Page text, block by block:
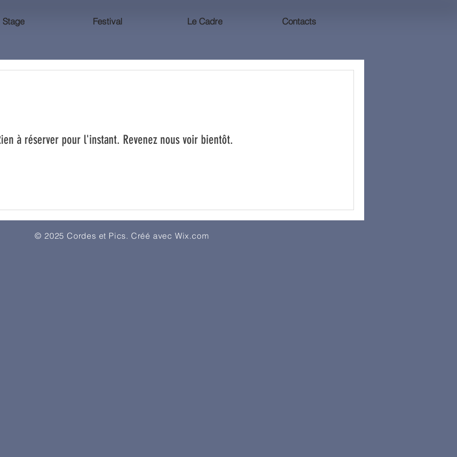
Stage Festival Le Cadre Contacts
à réserver pour l'instant. Revenez nous voir bientôt.
© 2025 Cordes et Pics. Créé avec Wix.com